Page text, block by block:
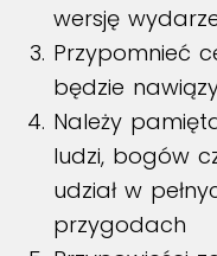
wersję
Przypomnieć
będzie
Należy
ludzi, bogów
udział w
przygodach